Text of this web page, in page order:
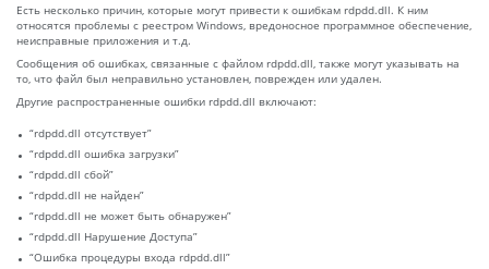
Есть несколько причин, которые могут привести к ошибкам rdpdd.dll. К ним
относятся проблемы с реестром Windows, вредоносное программное обеспечение,
неисправные приложения и т.д.
Сообщения об ошибках, связанные с файлом rdpdd.dll, также могут указывать на
то, что файл был неправильно установлен, поврежден или удален.
Другие распространенные ошибки rdpdd.dll включают:
“rdpdd.dll отсутствует”
“rdpdd.dll ошибка загрузки”
“rdpdd.dll сбой”
“rdpdd.dll не найден”
“rdpdd.dll не может быть обнаружен”
“rdpdd.dll Нарушение Доступа”
“Ошибка процедуры входа rdpdd.dll”